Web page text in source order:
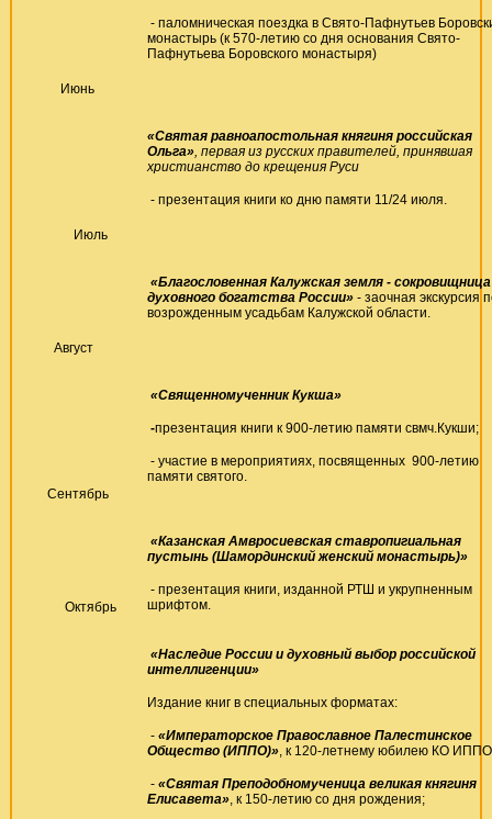
Июнь
- паломническая поездка в Свято-Пафнутьев
монастырь (к 570-летию со дня основания Свято-
Пафнутьева Боровского монастыря)
Июль
«Святая равноапостольная княгиня российская
Ольга», первая из русских правителей, принявшая
христианство до крещения Руси
- презентация книги ко дню памяти 11/24 июля.
Август
«Благословенная Калужская земля - сокровищница
духовного богатства России» - заочная экскурсия
возрожденным усадьбам Калужской области.
Сентябрь
«Священномученник Кукша»
-презентация книги к 900-летию памяти свмч.Кукши;
- участие в мероприятиях, посвященных 900-летию
памяти святого.
Октябрь
«Казанская Амвросиевская ставропигиальная
пустынь (Шамординский женский монастырь)»
- презентация книги, изданной РТШ и укрупненным
шрифтом.
«Наследие России и духовный выбор российской
интеллигенции»
Издание книг в специальных форматах:
- «Императорское Православное Палестинское
Общество (ИППО)», к 120-летнему юбилею КО
- «Святая Преподобномученица великая княгиня
Елисавета», к 150-летию со дня рождения;